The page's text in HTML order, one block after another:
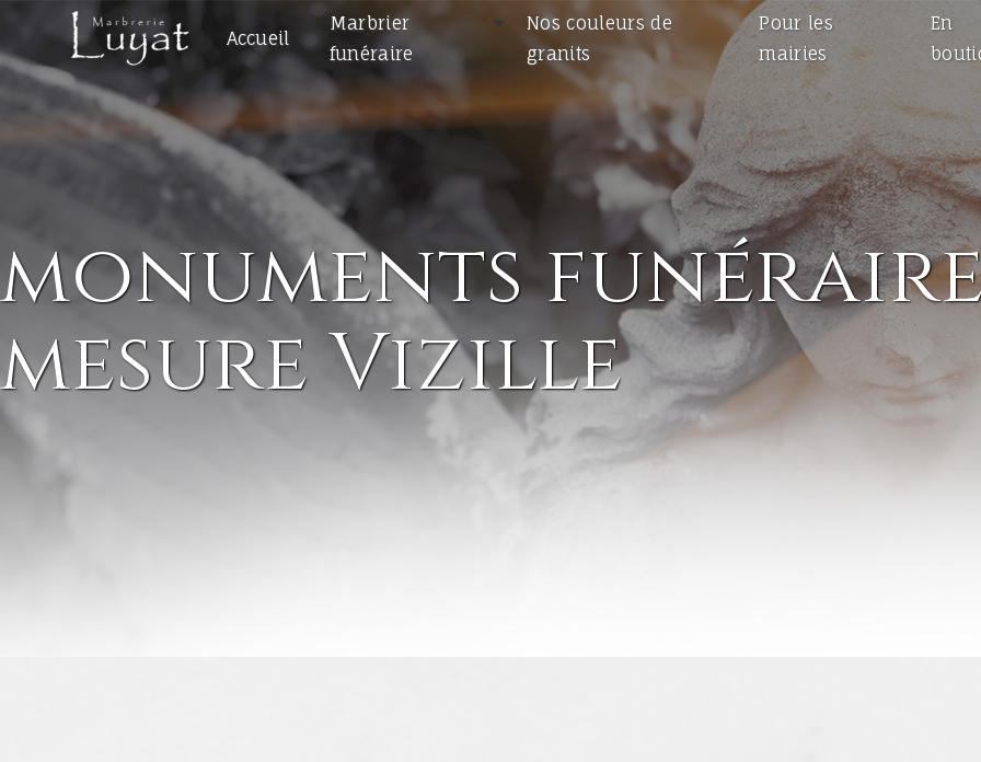
Accueil
Marbrier
funéraire
Nos couleurs de
granits
Pour les
mairies
En
monuments
mesure Vizille
Panneau de gestion des cookies